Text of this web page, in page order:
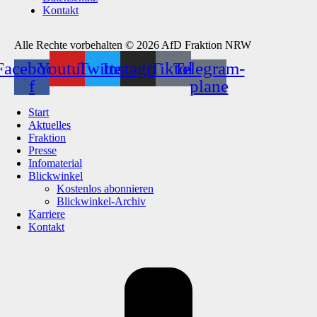
Kontakt
Alle Rechte vorbehalten © 2026 AfD Fraktion NRW
f
YoutubeTwitterInstagramTiktokTelegram-
plane
Start
Aktuelles
Fraktion
Presse
Infomaterial
Blickwinkel
Kostenlos abonnieren
Blickwinkel-Archiv
Karriere
Kontakt